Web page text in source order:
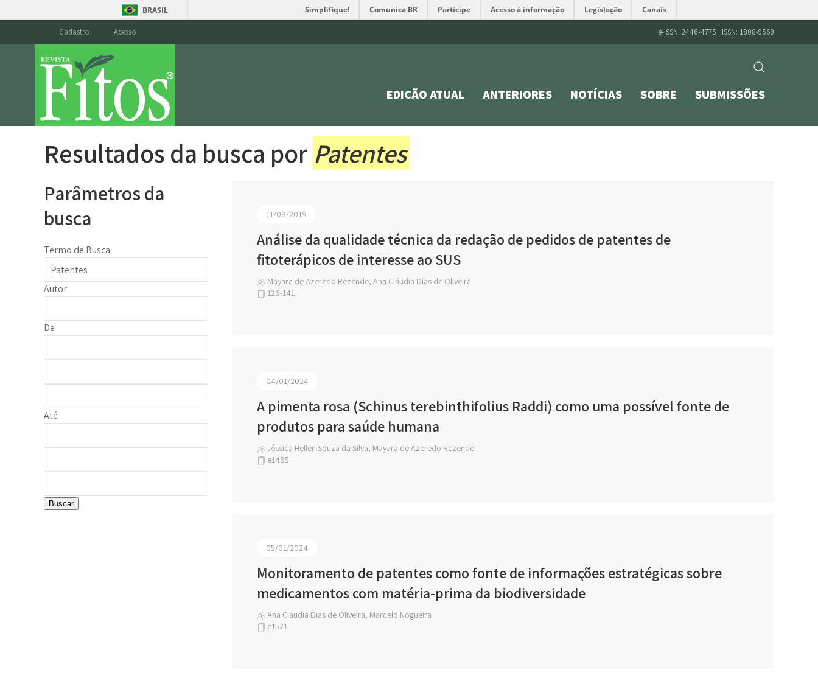
BRASIL Simplifique! Comunica BR Participe Acesso à informação Legislação Canais
Cadastro Acesso e-ISSN: 2446-4775 | ISSN: 1808-9569
EDIÇÃO ATUAL ANTERIORES NOTÍCIAS SOBRE SUBMISSÕES
Resultados da busca por Patentes
Parâmetros da
busca
Termo de Busca
Autor
De
Até
Buscar
11/08/2019
Análise da qualidade técnica da redação de pedidos de patentes de
fitoterápicos de interesse ao SUS
Mayara de Azeredo Rezende, Ana Cláudia Dias de Oliveira
126-141
04/01/2024
A pimenta rosa (Schinus terebinthifolius Raddi) como uma possível fonte de
produtos para saúde humana
Jéssica Hellen Souza da Silva, Mayara de Azeredo Rezende
e1485
05/01/2024
Monitoramento de patentes como fonte de informações estratégicas sobre
medicamentos com matéria-prima da biodiversidade
Ana Claudia Dias de Oliveira, Marcelo Nogueira
e1521